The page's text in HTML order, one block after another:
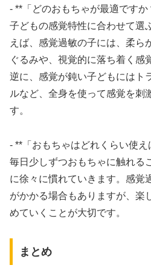
- **「どのおもちゃが最適ですか
子どもの感覚特性に合わせて選
えば、感覚過敏の子には、柔ら
ぐるみや、視覚的に落ち着く感
逆に、感覚が鈍い子どもにはト
ルなど、全身を使って感覚を刺
す。
- **「おもちゃはどれくらい使
毎日少しずつおもちゃに触れる
に徐々に慣れていきます。感覚
がかかる場合もありますが、楽
めていくことが大切です。
まとめ